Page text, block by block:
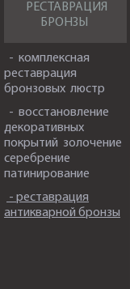
РЕСТАВРАЦИЯ
БРОНЗЫ
- комплексная
реставрация
бронзовых люстр
- восстановление
декоративных
покрытий золочение
серебрение
патинирование
- реставрация
антикварной бронзы